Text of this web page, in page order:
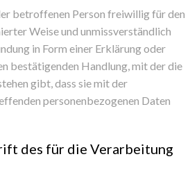
betroffenen Person freiwillig für den
Weise und unmissverständlich
in Form einer Erklärung oder
bestätigenden Handlung, mit der die
gibt, dass sie mit der
personenbezogenen Daten
des für die Verarbeitung